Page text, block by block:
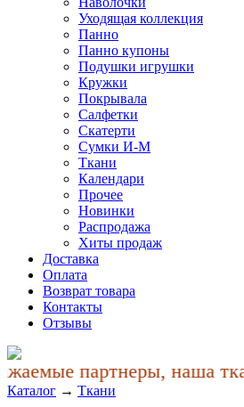
Уходящая коллекция
Панно
Панно купоны
Подушки игрушки
Кружки
Покрывала
Салфетки
Скатерти
Сумки И-М
Ткани
Календари
Прочее
Новинки
Распродажа
Хиты продаж
Доставка
Оплата
Возврат товара
Контакты
Отзывы
партнеры, наша
Каталог → Ткани